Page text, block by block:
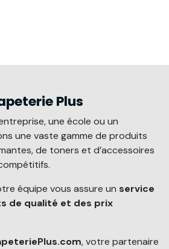
Plus
une école ou un
une vaste gamme de produits
de toners et d’accessoires
équipe vous assure un service
de qualité et des prix
, votre partenaire